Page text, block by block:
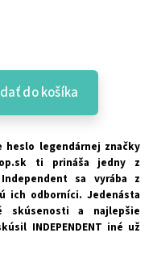
do košíka
legendárnej značky
ti prináša jedny z
sa vyrába z
ich odborníci. Jedenásta
skúsenosti a najlepšie
INDEPENDENT iné už